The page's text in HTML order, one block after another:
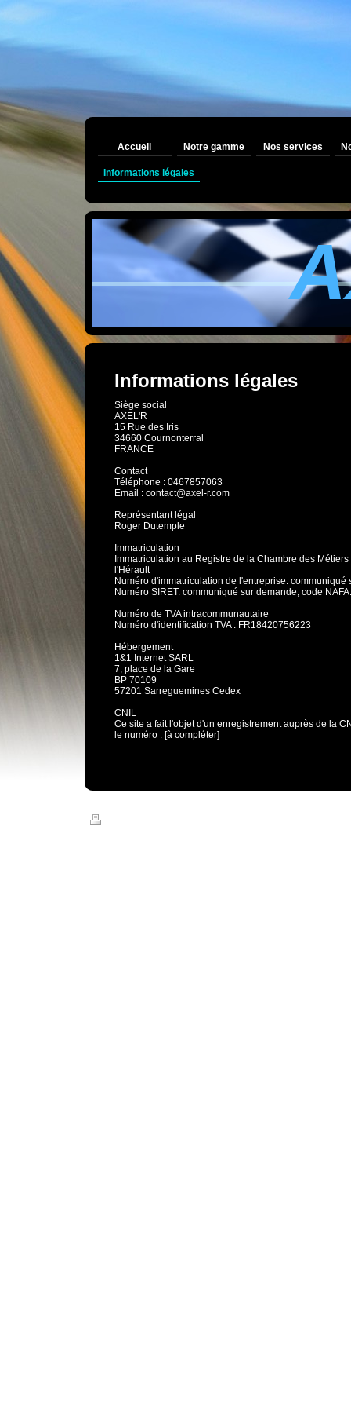
Accueil Notre gamme Nos services
Informations légales
Informations légales
Siège social
AXEL'R
15 Rue des Iris
34660 Cournonterral
FRANCE
Contact
Téléphone : 0467857063
Email : contact@axel-r.com
Représentant légal
Roger Dutemple
Immatriculation
Immatriculation au Registre de la Chambre des
l'Hérault
Numéro d'immatriculation de l'entreprise: communiqué
Numéro SIRET: communiqué sur demande, code
Numéro de TVA intracommunautaire
Numéro d'identification TVA : FR18420756223
Hébergement
1&1 Internet SARL
7, place de la Gare
BP 70109
57201 Sarreguemines Cedex
CNIL
Ce site a fait l'objet d'un enregistrement auprès de la
le numéro : [à compléter]